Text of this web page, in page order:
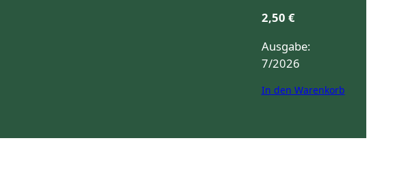
2,50 €
Ausgabe:
7/2026
In den Warenkorb